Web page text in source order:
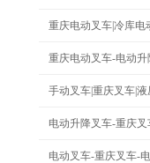
重庆电动叉车|冷库电
重庆电动叉车-电动升
手动叉车|重庆叉车|液
电动升降叉车-重庆叉
电动叉车-重庆叉车-